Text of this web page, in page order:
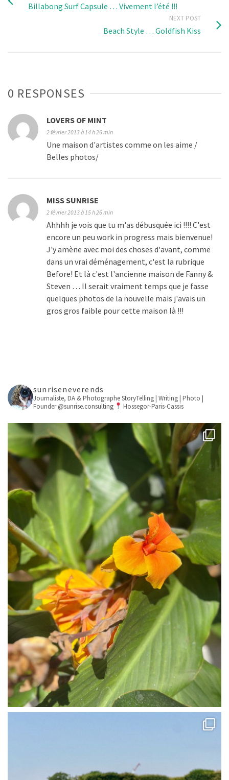
Billabong Surf Capsule … Vivement l’été !!!
NEXT POST
Beach Style … Goldfish Kiss
0 RESPONSES
LOVERS OF MINT
2 février 2013 à 14 h 26 min
Une maison d'artistes comme on les aime /
Belles photos/
MISS SUNRISE
2 février 2013 à 15 h 26 min
Ahhhh je vois que tu m'as débusquée ici !!!! C'est
encore un peu work in progress mais bienvenue!
J'y amène avec moi des choses d'avant, comme
dans un vrai déménagement, c'est la rubrique
Before! Et là c'est l'ancienne maison de Fanny &
Steven … Il serait vraiment temps que je fasse
quelques photos de la nouvelle mais j'avais un
gros gros faible pour cette maison là !!!
sunriseneverends
Journaliste, DA & PhotographeStoryTelling | Writing | Photo |
Founder @sunrise.consulting
Hossegor-Paris-Cassis